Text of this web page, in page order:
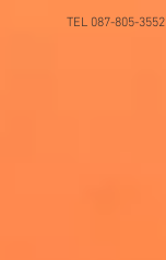
TEL 087-805-